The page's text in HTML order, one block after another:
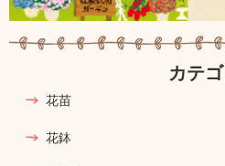
カテゴ
花苗
花鉢